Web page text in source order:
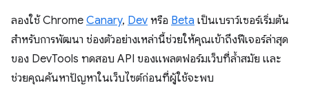
ลองใช้ Chrome Canary, Dev หรือ Beta เป็นเบราว์เซอร์เริ่มต้น
สำหรับการพัฒนา ช่องตัวอย่างเหล่านี้ช่วยให้คุณเข้าถึงฟีเจอร์ล่าสุด
ของ DevTools ทดสอบ API ของแพลตฟอร์มเว็บที่ล้ำสมัย และ
ช่วยคุณค้นหาปัญหาในเว็บไซต์ก่อนที่ผู้ใช้จะพบ